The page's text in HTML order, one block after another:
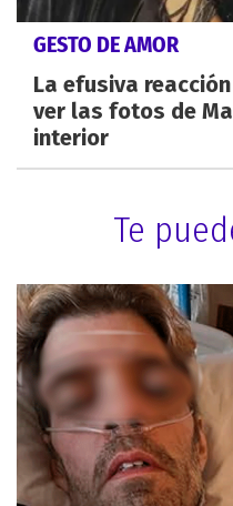
GESTO DE AMOR
La efusiva
ver las fotos de
interior
Te